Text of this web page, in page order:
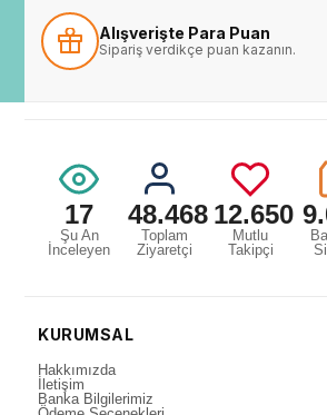
Alışverişte Para Puan
Sipariş verdikçe puan kazanın.
17
Şu An
İnceleyen
48.468
Toplam
Ziyaretçi
12.650
Mutlu
Takipçi
KURUMSAL
Hakkımızda
İletişim
Banka Bilgilerimiz